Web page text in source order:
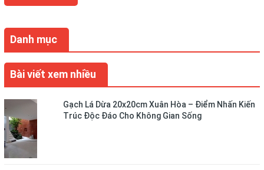
Danh mục
Bài viết xem nhiều
Gạch Lá Dừa 20x20cm Xuân Hòa – Điểm Nhấn Kiến
Trúc Độc Đáo Cho Không Gian Sống